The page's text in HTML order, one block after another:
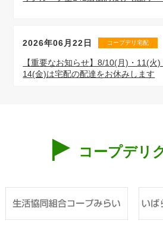
2026年06月22日 コープデリ宅配
【重要なお知らせ】8/10(月)・11(火
14(金)は宅配の配達をお休みします
コープデリ